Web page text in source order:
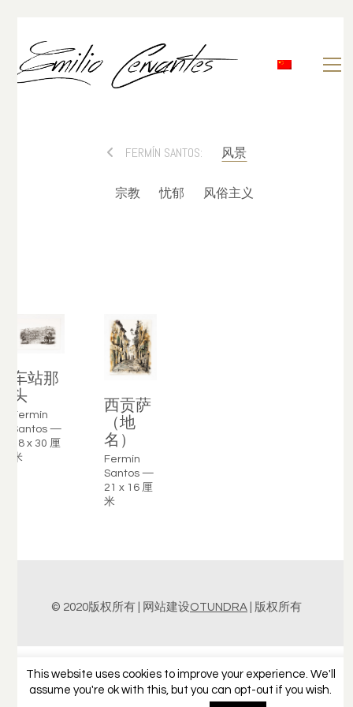
FERMÍN SANTOS: 风景
宗教 忧郁 风俗主义
车站那
头
Fermín
Santos —
28 x 30 厘
米
西贡萨
（地
名）
Fermín
Santos —
21 x 16 厘
米
© 2020版权所有 | 网站建设OTUNDRA | 版权所有
This website uses cookies to improve your experience. We'll
assume you're ok with this, but you can opt-out if you wish.